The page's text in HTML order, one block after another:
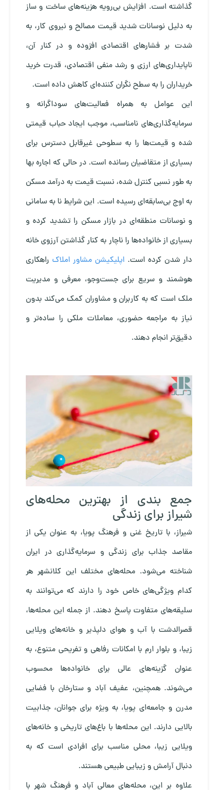
گذاشته است. افزایش بی‌رویه هزینه‌های ساخت و ساز
به دلیل نوسانات شدید قیمت مصالح و نیروی کار، به
شدت بر فشارهای اقتصادی افزوده و در کنار آن،
ناپایداری‌های ارزی و رشد منفی اقتصادی، قدرت خرید
خریداران را به سطح نگران کننده‌ای کاهش داده است.
این عوامل به همراه فعالیت‌های سوداگرانه و
سرمایه‌گذاری‌های نامناسب، موجب ایجاد حباب قیمتی
شده و قیمت‌ها را به سطوحی غیرقابل دسترس برای
بسیاری از متقاضیان رسانده است. در حالی که اجاره بها
به طور نسبی کنترل شده، نسبت قیمت به درآمد مسکن
به اوج بی‌سابقه‌ای رسیده است. این شرایط نا به سامانی
و نوسانات منطقه‌ای در بازار مسکن را تشدید کرده و
بسیاری از خانواده‌ها را ناچار به کنار گذاشتن آرزوی خانه
دار شدن کرده است. اپلیکیشن مشاور املاک راهکاری
هوشمند و سریع برای جست‌وجو، معرفی و مدیریت
ملک است که به کاربران و مشاوران کمک می‌کند بدون
نیاز به مراجعه حضوری، معاملات ملکی را ساده‌تر و
دقیق‌تر انجام دهند.
جمع بندی از بهترین محله‌های
شیراز برای زندگی
شیراز، با تاریخ غنی و فرهنگ پویا، به عنوان یکی از
مقاصد جذاب برای زندگی و سرمایه‌گذاری در ایران
شناخته می‌شود. محله‌های مختلف این کلانشهر هر
کدام ویژگی‌های خاص خود را دارند که می‌توانند به
سلیقه‌های متفاوت پاسخ دهند. از جمله این محله‌ها،
قصرالدشت با آب و هوای دلپذیر و خانه‌های ویلایی
زیبا، و بلوار ارم با امکانات رفاهی و تفریحی متنوع، به
عنوان گزینه‌های عالی برای خانواده‌ها محسوب
می‌شوند. همچنین، عفیف آباد و ستارخان با فضایی
مدرن و جامعه‌ای پویا، به ویژه برای جوانان، جذابیت
بالایی دارند. این محله‌ها با باغ‌های تاریخی و خانه‌های
ویلایی زیبا، محلی مناسب برای افرادی است که به
دنبال آرامش و زیبایی طبیعی هستند.
علاوه بر این، محله‌های معالی آباد و فرهنگ شهر با